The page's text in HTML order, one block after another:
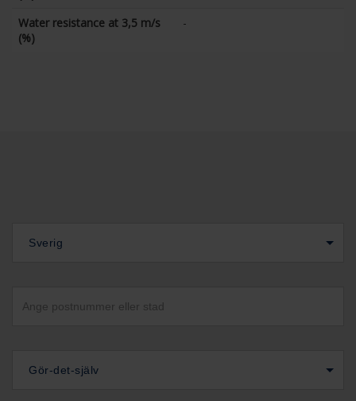
Water resistance at 3,5 m/s
(%)
-
Sverig
Gör-det-själv